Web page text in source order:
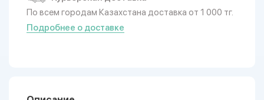
По всем городам Казахстана доставка от 1 000 тг.
Подробнее о доставке